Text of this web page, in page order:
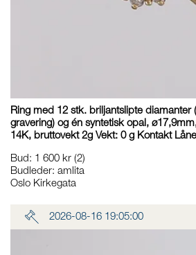
Ring med 12 stk. briljantslipte diamanter
gravering) og én syntetisk opal,
14K, bruttovekt 2g Vekt: 0 g Kontakt
Bud: 1 600 kr (2)
Budleder: amlita
Oslo Kirkegata
2026-08-16 19:05:00